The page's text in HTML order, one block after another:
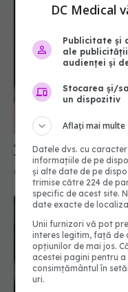
Alina Pușcău,
tumori și boala a
04 aug 2026, 11:27
DC Medical
Publicitate și
ale
audienței și
Stocarea și/
un dispozitiv
Aflați mai multe
Datele dvs. cu
informațiile de pe
și alte date de pe
trimise către 224 de
specific de acest site.
date exacte de
Unii furnizori vă pot
interes legitim, față de
opțiunilor de mai jos.
acestei pagini pentru
consimțământul în
uri.